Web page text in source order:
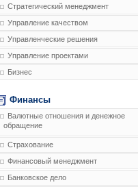
Стратегический менеджмент
Управление качеством
Управленческие решения
Управление проектами
Бизнес
Финансы
Валютные отношения и денежное
обращение
Страхование
Финансовый менеджмент
Банковское дело